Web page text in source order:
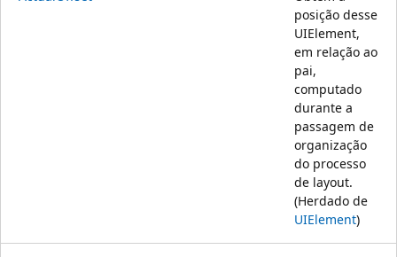
posição desse
UIElement,
em relação ao
pai,
computado
durante a
passagem de
organização
do processo
de layout.
(Herdado de
UIElement)